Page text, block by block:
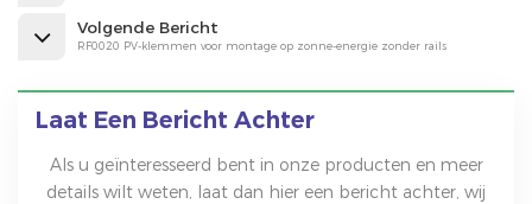
Volgende Bericht
RF0020 PV-klemmen voor montage op zonne-energie zonder rails
Laat Een Bericht Achter
Als u geïnteresseerd bent in onze producten en meer
details wilt weten, laat dan hier een bericht achter, wij